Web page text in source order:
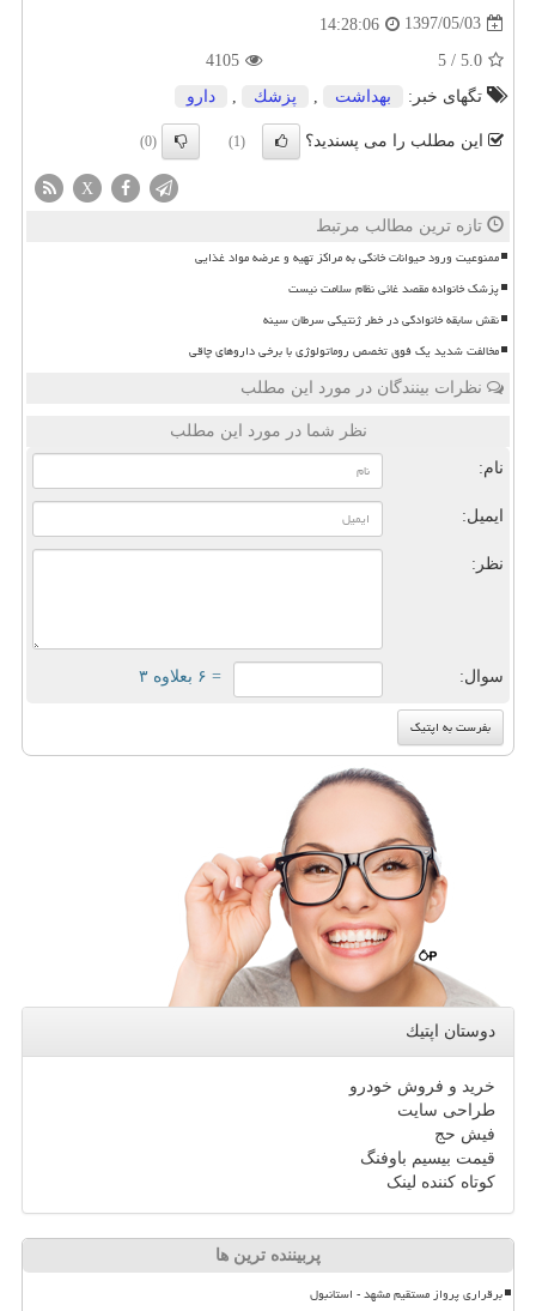
1397/05/03
14:28:06
5.0
/
5
4105
تگهای خبر:
بهداشت پزشك دارو
این مطلب را می پسندید؟ (1)
(0)
X
تازه ترین مطالب مرتبط
ممنوعیت ورود حیوانات خانگی به مراکز تهیه و عرضه مواد غذایی
پزشک خانواده مقصد غائی نظام سلامت نیست
نقش سابقه خانوادگی در خطر ژنتیکی سرطان سینه
مخالفت شدید یک فوق تخصص روماتولوژی با برخی داروهای چاقی
نظرات بینندگان در مورد این مطلب
نظر شما در مورد این مطلب
نام:
ایمیل:
نظر:
سوال: = ۶ بعلاوه ۳
دوستان اپتیك
خرید و فروش خودرو
طراحی سایت
فیش حج
قیمت بیسیم باوفنگ
کوتاه کننده لینک
پربیننده ترین ها
برقراری پرواز مستقیم مشهد - استانبول